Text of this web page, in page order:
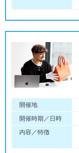
開催地
開催時期／日時
内容／特徴